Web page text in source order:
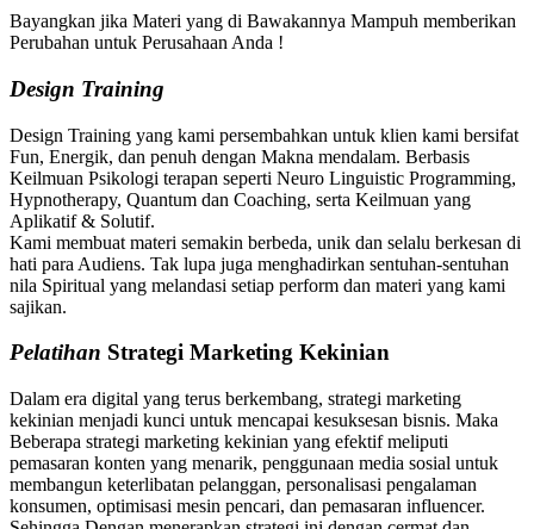
Bayangkan jika Materi yang di Bawakannya Mampuh memberikan
Perubahan untuk Perusahaan Anda !
Design Training
Design Training yang kami persembahkan untuk klien kami bersifat
Fun, Energik, dan penuh dengan Makna mendalam. Berbasis
Keilmuan Psikologi terapan seperti Neuro Linguistic Programming,
Hypnotherapy, Quantum dan Coaching, serta Keilmuan yang
Aplikatif & Solutif.
Kami membuat materi semakin berbeda, unik dan selalu berkesan di
hati para Audiens. Tak lupa juga menghadirkan sentuhan-sentuhan
nila Spiritual yang melandasi setiap perform dan materi yang kami
sajikan.
Pelatihan Strategi Marketing Kekinian
Dalam era digital yang terus berkembang, strategi marketing
kekinian menjadi kunci untuk mencapai kesuksesan bisnis. Maka
Beberapa strategi marketing kekinian yang efektif meliputi
pemasaran konten yang menarik, penggunaan media sosial untuk
membangun keterlibatan pelanggan, personalisasi pengalaman
konsumen, optimisasi mesin pencari, dan pemasaran influencer.